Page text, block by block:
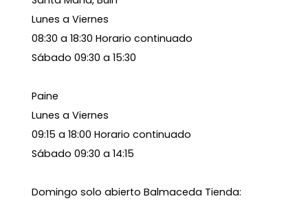
Lunes a Viernes
08:30 a 18:30 Horario continuado
Sábado 09:30 a 15:30
Paine
Lunes a Viernes
09:15 a 18:00 Horario continuado
Sábado 09:30 a 14:15
Domingo solo abierto Balmaceda Tienda: